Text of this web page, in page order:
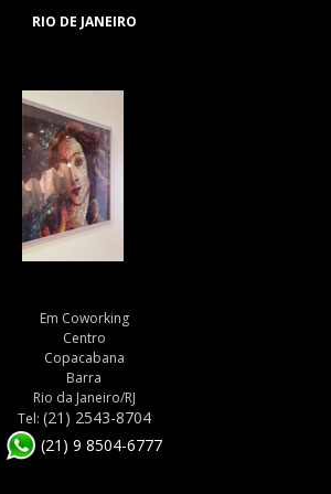
RIO DE JANEIRO
Em Coworking
Centro
Copacabana
Barra
Rio da Janeiro/RJ
Tel: (21) 2543-8704
(21) 9 8504-6777